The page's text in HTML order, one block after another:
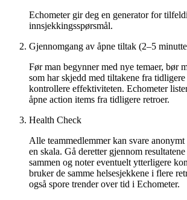
Echometer gir deg en generator for
innsjekkingsspørsmål.
Gjennomgang av åpne tiltak (2–5
Før man begynner med nye temaer, bør
som har skjedd med tiltakene fra
kontrollere effektiviteten. Echometer
åpne action items fra tidligere retroer.
Health Check
Alle teammedlemmer kan svare anonymt
en skala. Gå deretter gjennom
sammen og noter eventuelt ytterligere
bruker de samme helsesjekkene i flere
også spore trender over tid i Echometer.